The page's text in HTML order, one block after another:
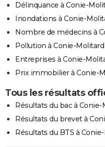
Délinquance à Conie-
Inondations à Conie-
Nombre de médecins à
Pollution à Conie-Molitard
Entreprises à Conie-
Prix immobilier à Conie-
Tous les résultats
Résultats du bac à Conie-
Résultats du brevet à
Résultats du BTS à